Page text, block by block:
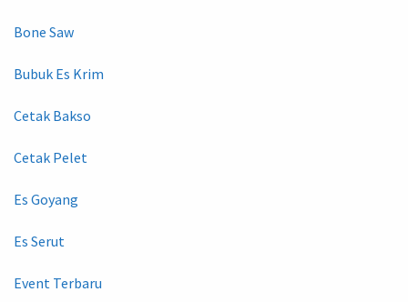
Bone Saw
Bubuk Es Krim
Cetak Bakso
Cetak Pelet
Es Goyang
Es Serut
Event Terbaru